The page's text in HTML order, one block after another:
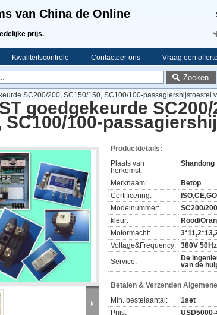
van China de Online
prijs.
Kwaliteitscontrole Contacteer ons Vraag een
Zoeken
SC200/200, SC150/150, SC100/100-passagiershijstoestel
goedgekeurde SC200/
SC100/100-
Productdetails:
Plaats van
herkomst:
Shandong
Merknaam:
Betop
Certificering:
Modelnummer:
SC200/200
kleur:
Rood/
Motormacht:
Voltage&Frequency: 380V
Service:
De
van de
Betalen & Verzenden
Min. bestelaantal:
1set
Prijs:
USD5000-